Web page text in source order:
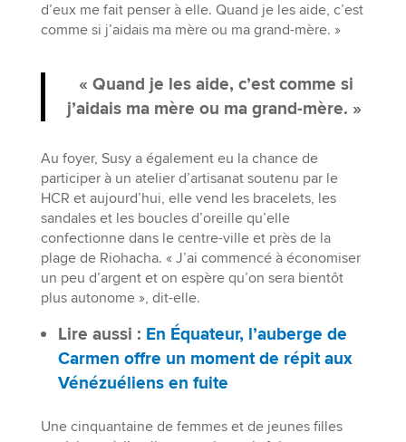
d’eux me fait penser à elle. Quand je les aide, c’est
comme si j’aidais ma mère ou ma grand-mère. »
« Quand je les aide, c’est comme si
j’aidais ma mère ou ma grand-mère. »
Au foyer, Susy a également eu la chance de
participer à un atelier d’artisanat soutenu par le
HCR et aujourd’hui, elle vend les bracelets, les
sandales et les boucles d’oreille qu’elle
confectionne dans le centre-ville et près de la
plage de Riohacha. « J’ai commencé à économiser
un peu d’argent et on espère qu’on sera bientôt
plus autonome », dit-elle.
Lire aussi : En Équateur, l’auberge de
Carmen offre un moment de répit aux
Vénézuéliens en fuite
Une cinquantaine de femmes et de jeunes filles